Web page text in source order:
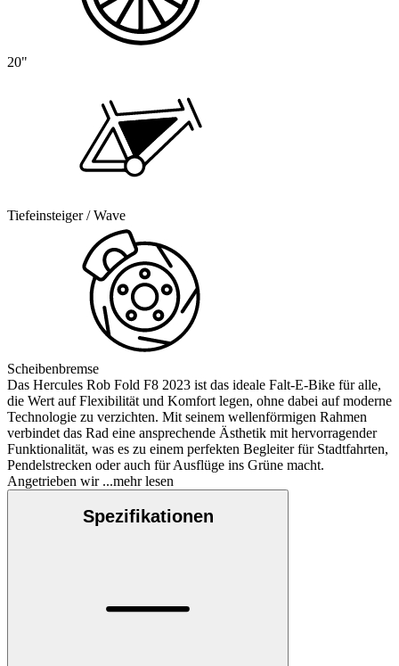
20"
Tiefeinsteiger / Wave
Scheibenbremse
Das Hercules Rob Fold F8 2023 ist das ideale Falt-E-Bike für alle,
die Wert auf Flexibilität und Komfort legen, ohne dabei auf moderne
Technologie zu verzichten. Mit seinem wellenförmigen Rahmen
verbindet das Rad eine ansprechende Ästhetik mit hervorragender
Funktionalität, was es zu einem perfekten Begleiter für Stadtfahrten,
Pendelstrecken oder auch für Ausflüge ins Grüne macht.
Angetrieben wir...mehr lesen
Spezifikationen